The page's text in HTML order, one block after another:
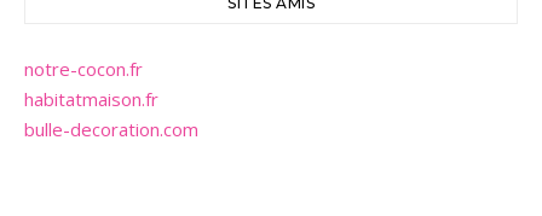
notre-cocon.fr
habitatmaison.fr
bulle-decoration.com